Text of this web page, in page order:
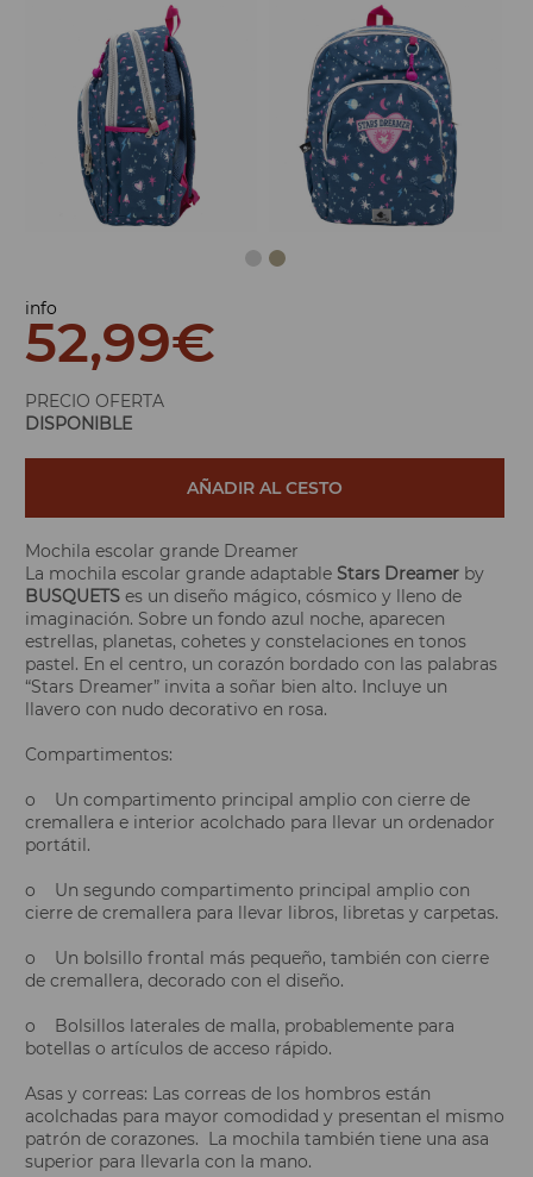
info
52,99€
PRECIO OFERTA
DISPONIBLE
AÑADIR AL CESTO
Mochila escolar grande Dreamer
La mochila escolar grande adaptable Stars Dreamer by
BUSQUETS es un diseño mágico, cósmico y lleno de
imaginación. Sobre un fondo azul noche, aparecen
estrellas, planetas, cohetes y constelaciones en tonos
pastel. En el centro, un corazón bordado con las palabras
“Stars Dreamer” invita a soñar bien alto. Incluye un
llavero con nudo decorativo en rosa.
Compartimentos:
o Un compartimento principal amplio con cierre de
cremallera e interior acolchado para llevar un ordenador
portátil.
o Un segundo compartimento principal amplio con
cierre de cremallera para llevar libros, libretas y carpetas.
o Un bolsillo frontal más pequeño, también con cierre
de cremallera, decorado con el diseño.
o Bolsillos laterales de malla, probablemente para
botellas o artículos de acceso rápido.
Asas y correas: Las correas de los hombros están
acolchadas para mayor comodidad y presentan el mismo
patrón de corazones. La mochila también tiene una asa
superior para llevarla con la mano.